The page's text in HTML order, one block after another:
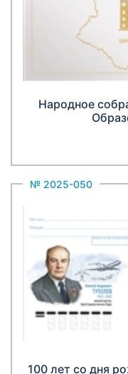
Народное
№ 2025-050
100 лет со дня